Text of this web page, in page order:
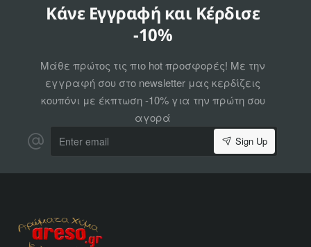
Κάνε Εγγραφή και Κέρδισε
-10%
Μάθε πρώτος τις πιο hot προσφορές! Με την
εγγραφή σου στο newsletter μας κερδίζεις
κουπόνι με έκπτωση -10% για την πρώτη σου
αγορά
email
Sign Up